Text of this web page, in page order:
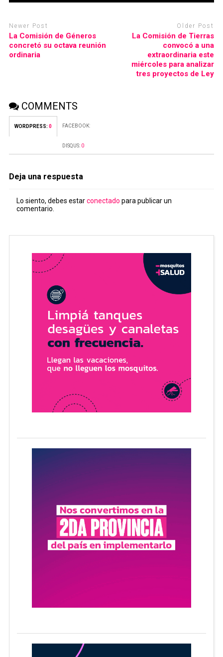
Newer Post
La Comisión de Géneros
concretó su octava reunión
ordinaria
Older Post
La Comisión de Tierras
convocó a una
extraordinaria este
miércoles para analizar
tres proyectos de Ley
COMMENTS
WORDPRESS: 0 FACEBOOK:
DISQUS: 0
Deja una respuesta
Lo siento, debes estarconectado para publicar un
comentario.